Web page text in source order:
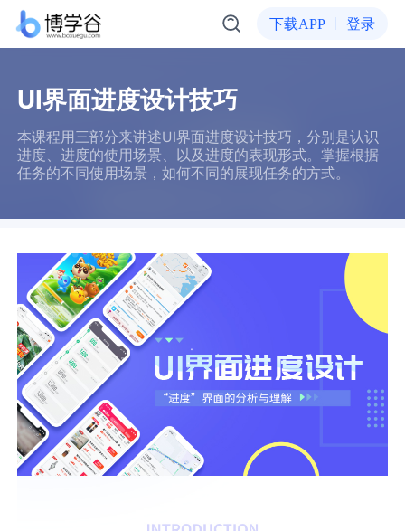
下载APP 登录
UI界面进度设计技巧
本课程用三部分来讲述UI界面进度设计技巧，分别是认识
进度、进度的使用场景、以及进度的表现形式。掌握根据
任务的不同使用场景，如何不同的展现任务的方式。